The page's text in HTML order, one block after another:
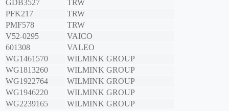
GDB3527
TRW
PFK217
TRW
PMF578
TRW
V52-0295
VAICO
601308
VALEO
WG1461570
WILMINK GROUP
WG1813260
WILMINK GROUP
WG1922764
WILMINK GROUP
WG1946220
WILMINK GROUP
WG2239165
WILMINK GROUP